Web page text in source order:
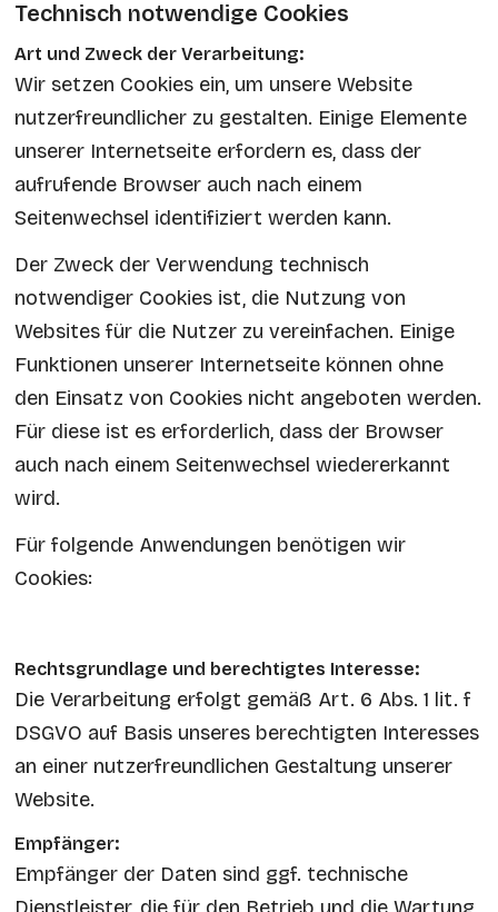
Technisch notwendige Cookies
Art und Zweck der Verarbeitung:
Wir setzen Cookies ein, um unsere Website
nutzerfreundlicher zu gestalten. Einige Elemente
unserer Internetseite erfordern es, dass der
aufrufende Browser auch nach einem
Seitenwechsel identifiziert werden kann.
Der Zweck der Verwendung technisch
notwendiger Cookies ist, die Nutzung von
Websites für die Nutzer zu vereinfachen. Einige
Funktionen unserer Internetseite können ohne
den Einsatz von Cookies nicht angeboten werden.
Für diese ist es erforderlich, dass der Browser
auch nach einem Seitenwechsel wiedererkannt
wird.
Für folgende Anwendungen benötigen wir
Cookies:
Rechtsgrundlage und berechtigtes Interesse:
Die Verarbeitung erfolgt gemäß Art. 6 Abs. 1 lit. f
DSGVO auf Basis unseres berechtigten Interesses
an einer nutzerfreundlichen Gestaltung unserer
Website.
Empfänger:
Empfänger der Daten sind ggf. technische